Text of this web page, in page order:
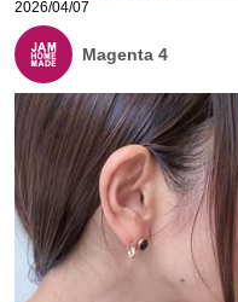
2026/04/07
Magenta 4